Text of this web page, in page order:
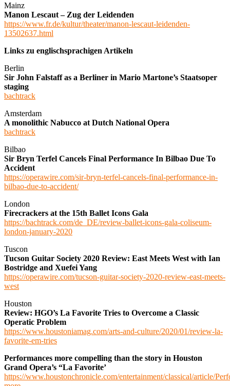
Mainz
Manon Lescaut – Zug der Leidenden
https://www.fr.de/kultur/theater/manon-lescaut-leidenden-
13502637.html
Links zu englischsprachigen Artikeln
Berlin
Sir John Falstaff as a Berliner in Mario Martone’s Staatsoper
staging
bachtrack
Amsterdam
A monolithic Nabucco at Dutch National Opera
bachtrack
Bilbao
Sir Bryn Terfel Cancels Final Performance In Bilbao Due To
Accident
https://operawire.com/sir-bryn-terfel-cancels-final-performance-in-
bilbao-due-to-accident/
London
Firecrackers at the 15th Ballet Icons Gala
https://bachtrack.com/de_DE/review-ballet-icons-gala-coliseum-
london-january-2020
Tuscon
Tucson Guitar Society 2020 Review: East Meets West with Ian
Bostridge and Xuefei Yang
https://operawire.com/tucson-guitar-society-2020-review-east-meets-
west
Houston
Review: HGO’s La Favorite Tries to Overcome a Classic
Operatic Problem
https://www.houstoniamag.com/arts-and-culture/2020/01/review-la-
favorite-em-tries
Performances more compelling than the story in Houston
Grand Opera’s “La Favorite’
https://www.houstonchronicle.com/entertainment/classical/article/